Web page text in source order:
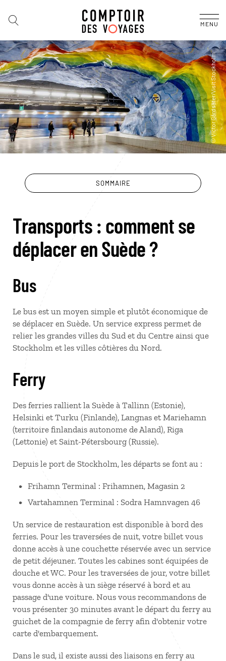
MENU
SOMMAIRE
Transports : comment se
déplacer en Suède ?
Bus
Le bus est un moyen simple et plutôt économique de
se déplacer en Suède. Un service express permet de
relier les grandes villes du Sud et du Centre ainsi que
Stockholm et les villes côtières du Nord.
Ferry
Des ferries rallient la Suède à Tallinn (Estonie),
Helsinki et Turku (Finlande), Langnas et Mariehamn
(territoire finlandais autonome de Aland), Riga
(Lettonie) et Saint-Pétersbourg (Russie).
Depuis le port de Stockholm, les départs se font au :
Frihamn Terminal : Frihamnen, Magasin 2
Vartahamnen Terminal : Sodra Hamnvagen 46
Un service de restauration est disponible à bord des
ferries. Pour les traversées de nuit, votre billet vous
donne accès à une couchette réservée avec un service
de petit déjeuner. Toutes les cabines sont équipées de
douche et WC. Pour les traversées de jour, votre billet
vous donne accès à un siège réservé à bord et au
passage d'une voiture. Nous vous recommandons de
vous présenter 30 minutes avant le départ du ferry au
guichet de la compagnie de ferry afin d'obtenir votre
carte d'embarquement.
Dans le sud, il existe aussi des liaisons en ferry au